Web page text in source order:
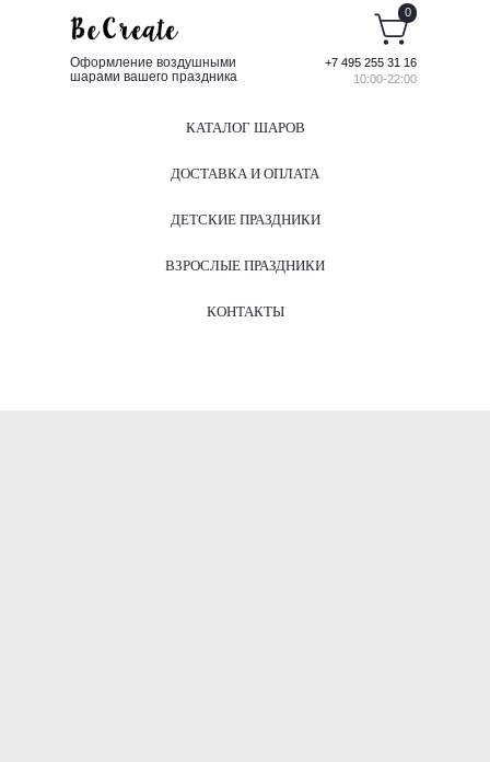
Оформление воздушными
шарами вашего праздника
+7 495 255 31 16
10:00-22:00
0
КАТАЛОГ ШАРОВ
ДОСТАВКА И ОПЛАТА
ДЕТСКИЕ ПРАЗДНИКИ
ВЗРОСЛЫЕ ПРАЗДНИКИ
КОНТАКТЫ